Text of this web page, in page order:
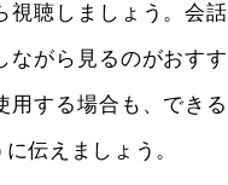
視聴しましょう。会話
ながら見るのがおすす
用する場合も、できる
伝えましょう。